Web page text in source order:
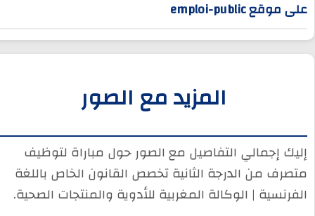
على موقع emploi-public
المزيد مع الصور
إليك إجمالي التفاصيل مع الصور حول مباراة لتوظيف
متصرف من الدرجة الثانية تخصص القانون الخاص باللغة
الفرنسية | الوكالة المغربية للأدوية والمنتجات الصحية.